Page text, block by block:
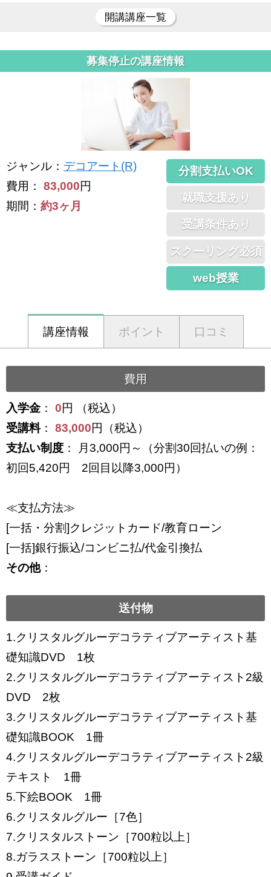
開講講座一覧
募集停止の講座情報
ジャンル ： デコアート(R)
費用： 83,000円
期間： 約3ヶ月
分割支払いOK
就職支援あり
受講条件あり
スクーリング必須
web授業
講座情報 ポイント 口コミ
費用
入学金 ： 0円 （税込）
受講料： 83,000円（税込）
支払い制度 ： 月3,000円～（分割30回払いの例：
初回5,420円 2回目以降3,000円）
≪支払方法≫
[一括・分割]クレジットカード/教育ローン
[一括]銀行振込/コンビニ払/代金引換払
その他：
送付物
1.クリスタルグルーデコラティブアーティスト基
礎知識DVD 1枚
2.クリスタルグルーデコラティブアーティスト2級
DVD 2枚
3.クリスタルグルーデコラティブアーティスト基
礎知識BOOK 1冊
4.クリスタルグルーデコラティブアーティスト2級
テキスト 1冊
5.下絵BOOK 1冊
6.クリスタルグルー［7色］
7.クリスタルストーン［700粒以上］
8.ガラスストーン［700粒以上］